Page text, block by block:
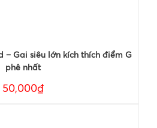
– Gai siêu lớn kích thích điểm G
phê nhất
50,000₫